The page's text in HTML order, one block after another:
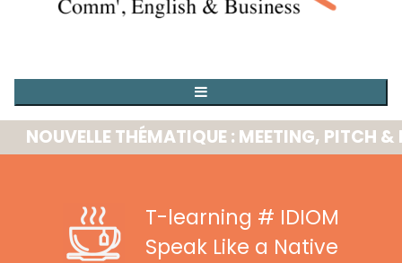
THÉMATIQUE : MEETING, PITCH &
T-learning # IDIOM
Speak Like a Native